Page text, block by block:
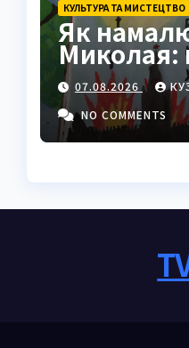
КУЛЬТУРА ТА МИСТЕЦТВО
Як
Миколая:
07.08.2026
NO COMMENTS